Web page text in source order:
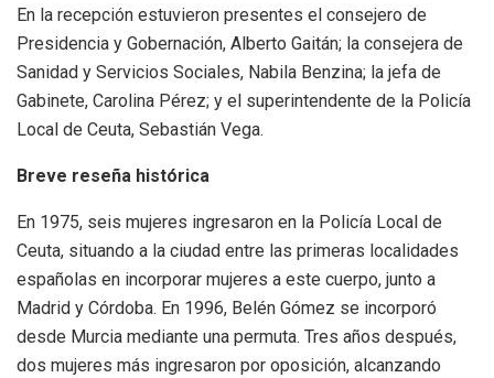
En la recepción estuvieron presentes el consejero de
Presidencia y Gobernación, Alberto Gaitán; la consejera de
Sanidad y Servicios Sociales, Nabila Benzina; la jefa de
Gabinete, Carolina Pérez; y el superintendente de la Policía
Local de Ceuta, Sebastián Vega.
Breve reseña histórica
En 1975, seis mujeres ingresaron en la Policía Local de
Ceuta, situando a la ciudad entre las primeras localidades
españolas en incorporar mujeres a este cuerpo, junto a
Madrid y Córdoba. En 1996, Belén Gómez se incorporó
desde Murcia mediante una permuta. Tres años después,
dos mujeres más ingresaron por oposición, alcanzando